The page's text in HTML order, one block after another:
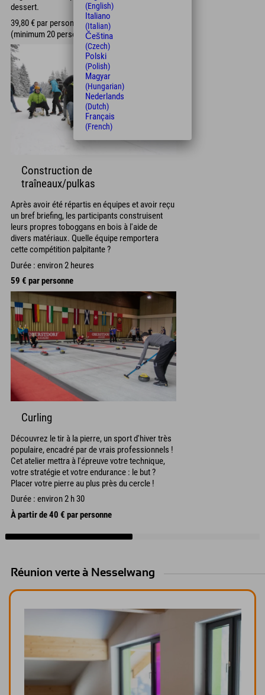
dessert.
39,80 € par personne. Boissons en supplément
(minimum 20 personnes).
Construction de
traîneaux/pulkas
Après avoir été répartis en équipes et avoir reçu
un bref briefing, les participants construisent
leurs propres toboggans en bois à l'aide de
divers matériaux. Quelle équipe remportera
cette compétition palpitante ?
Durée : environ 2 heures
59 € par personne
Curling
Découvrez le tir à la pierre, un sport d'hiver très
populaire, encadré par de vrais professionnels !
Cet atelier mettra à l'épreuve votre technique,
votre stratégie et votre endurance : le but ?
Placer votre pierre au plus près du cercle !
Durée : environ 2 h 30
À partir de 40 € par personne
Réunion verte à Nesselwang
(English)
Italiano
(Italian)
Čeština
(Czech)
Polski
(Polish)
Magyar
(Hungarian)
Nederlands
(Dutch)
Français
(French)